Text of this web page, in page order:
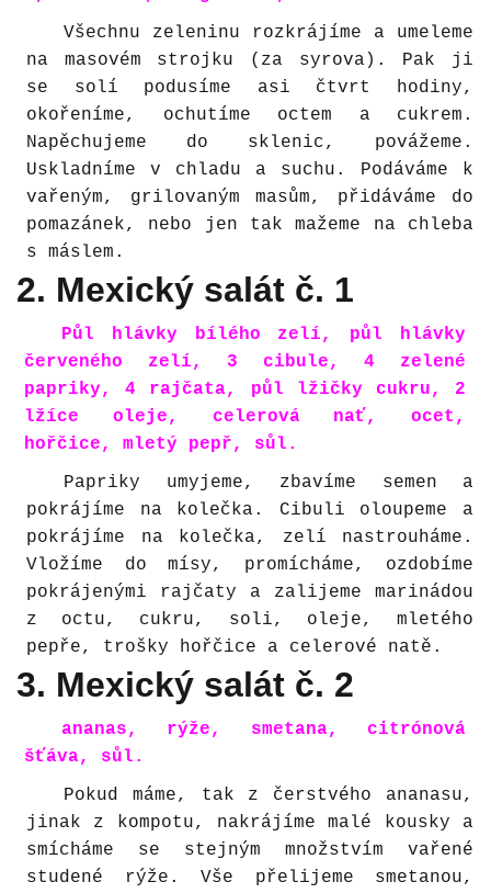
Všechnu zeleninu rozkrájíme a umeleme
na masovém strojku (za syrova). Pak ji
se solí podusíme asi čtvrt hodiny,
okořeníme, ochutíme octem a cukrem.
Napěchujeme do sklenic, povážeme.
Uskladníme v chladu a suchu. Podáváme k
vařeným, grilovaným masům, přidáváme do
pomazánek, nebo jen tak mažeme na chleba
s máslem.
2. Mexický salát č. 1
Půl hlávky bílého zelí, půl hlávky
červeného zelí, 3 cibule, 4 zelené
papriky, 4 rajčata, půl lžičky cukru, 2
lžíce oleje, celerová nať, ocet,
hořčice, mletý pepř, sůl.
Papriky umyjeme, zbavíme semen a
pokrájíme na kolečka. Cibuli oloupeme a
pokrájíme na kolečka, zelí nastrouháme.
Vložíme do mísy, promícháme, ozdobíme
pokrájenými rajčaty a zalijeme marinádou
z octu, cukru, soli, oleje, mletého
pepře, trošky hořčice a celerové natě.
3. Mexický salát č. 2
ananas, rýže, smetana, citrónová
šťáva, sůl.
Pokud máme, tak z čerstvého ananasu,
jinak z kompotu, nakrájíme malé kousky a
smícháme se stejným množstvím vařené
studené rýže. Vše přelijeme smetanou,